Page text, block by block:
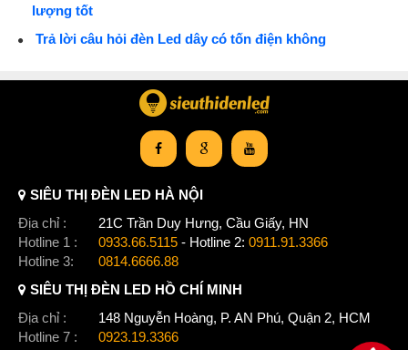
lượng tốt
Trả lời câu hỏi đèn Led dây có tốn điện không
SIÊU THỊ ĐÈN LED HÀ NỘI
Địa chỉ :
21C Trần Duy Hưng, Cầu Giấy, HN
Hotline 1 :
0933.66.5115 - Hotline 2: 0911.91.3366
Hotline 3:
0814.6666.88
SIÊU THỊ ĐÈN LED HỒ CHÍ MINH
Địa chỉ :
148 Nguyễn Hoàng, P. AN Phú, Quận 2, HCM
Hotline 7 :
0923.19.3366